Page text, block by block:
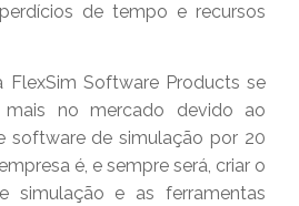
de tempo e recursos
FlexSim Software Products se
no mercado devido ao
software de simulação por 20
é, e sempre será, criar o
simulação e as ferramentas